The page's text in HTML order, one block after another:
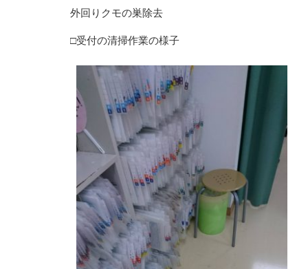
外回りクモの巣除去
□受付の清掃作業の様子